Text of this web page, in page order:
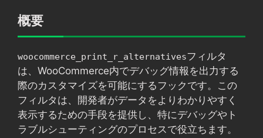
リ
概要
woocommerce_print_r_alternativesフィルタ
は、WooCommerce内でデバッグ情報を出力する
際のカスタマイズを可能にするフックです。この
フィルタは、開発者がデータをよりわかりやすく
表示するための手段を提供し、特にデバッグやト
ラブルシューティングのプロセスで役立ちます。